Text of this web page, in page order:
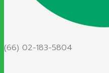
(66) 02-183-5804